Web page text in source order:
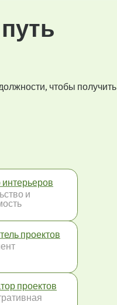
чтобы получить
и
проектов
проектов